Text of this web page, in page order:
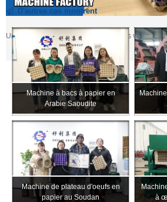
Unité de fabrication de plateaux à œufs vendue
D'autres cas montrent
Machine à bacs à papier en
Arabie Saoudite
Machine de plateau d'oeufs en
papier au Soudan
à